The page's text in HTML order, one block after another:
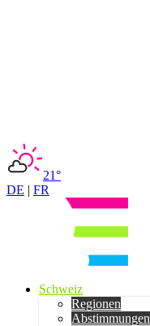
21°
DE | FR
Schweiz
Regionen
Abstimmungen